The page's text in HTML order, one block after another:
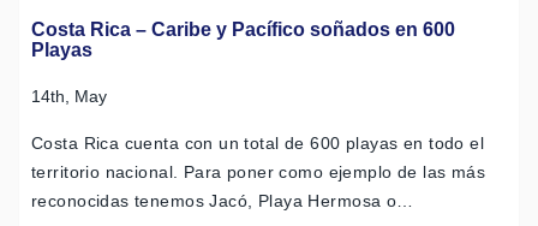
Costa Rica – Caribe y Pacífico soñados en 600
Playas
14th, May
Costa Rica cuenta con un total de 600 playas en todo el
territorio nacional. Para poner como ejemplo de las más
reconocidas tenemos Jacó, Playa Hermosa o…